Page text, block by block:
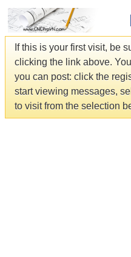
If this is your first visit, be
clicking the link above.
you can post: click the
start viewing messages,
to visit from the selection